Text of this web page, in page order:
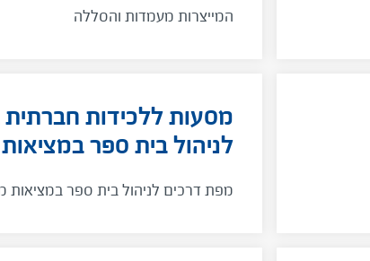
המייצרות מעמדות והסללה
מסעות ללכידות
לניהול בית ספר
מפת דרכים לניהול בית ספר במציאות